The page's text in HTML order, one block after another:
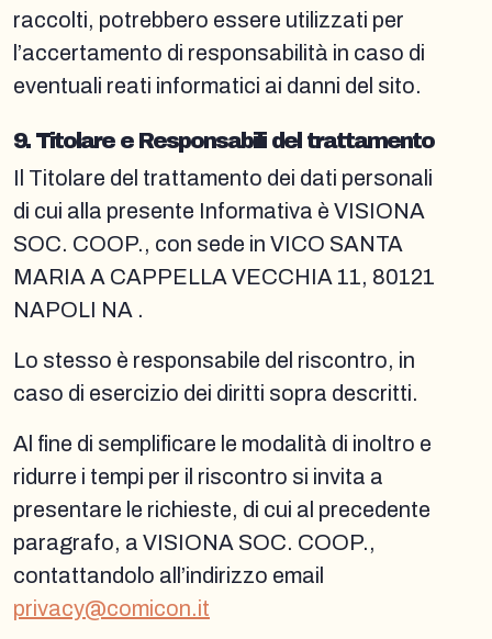
raccolti, potrebbero essere utilizzati per
l’accertamento di responsabilità in caso di
eventuali reati informatici ai danni del sito.
9. Titolare e Responsabili del trattamento
Il Titolare del trattamento dei dati personali
di cui alla presente Informativa è VISIONA
SOC. COOP., con sede in VICO SANTA
MARIA A CAPPELLA VECCHIA 11, 80121
NAPOLI NA .
Lo stesso è responsabile del riscontro, in
caso di esercizio dei diritti sopra descritti.
Al fine di semplificare le modalità di inoltro e
ridurre i tempi per il riscontro si invita a
presentare le richieste, di cui al precedente
paragrafo, a VISIONA SOC. COOP.,
contattandolo all’indirizzo email
privacy@comicon.it